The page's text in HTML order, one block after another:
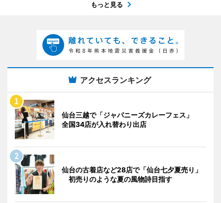
もっと見る
アクセスランキング
仙台三越で「ジャパニーズカレーフェス」
全国34店が入れ替わり出店
仙台の古着店など28店で「仙台七夕夏売り」
初売りのような夏の風物詩目指す